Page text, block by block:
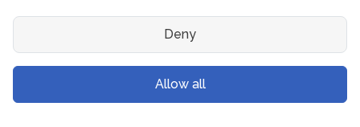
गिगाग्राम को stone (US) में बदलें
गिगाग्राम को quarter में बदलें
गिगाग्राम को Slug में बदलें
Deny
Allow all